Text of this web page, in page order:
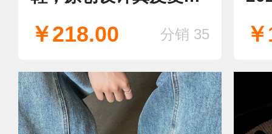
￥218.00 分销 35